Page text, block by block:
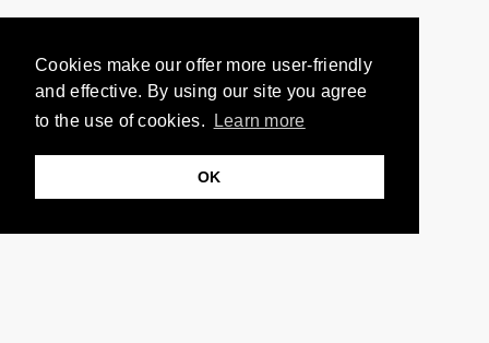
Cookies make our offer more user-friendly
and effective. By using our site you agree
to the use of cookies.
Learn more
OK